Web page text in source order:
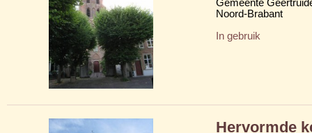
Gemeente
Noord-Brabant
In gebruik
Hervormde